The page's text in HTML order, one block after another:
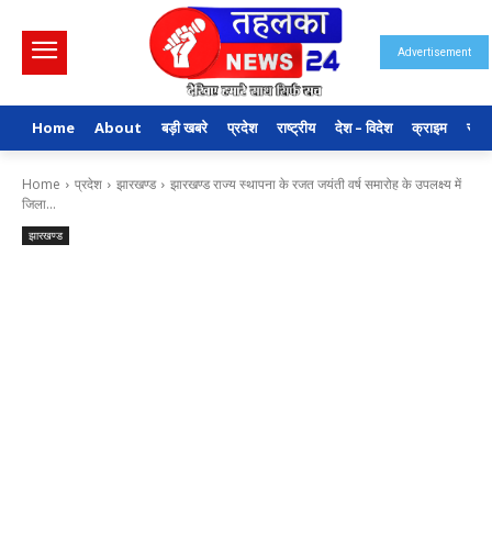
Advertisement
Home About बड़ी खबरे प्रदेश राष्ट्रीय देश – विदेश क्राइम
Home प्रदेश झारखण्ड
झारखण्ड राज्य स्थापना के रजत जयंती वर्ष समारोह के उपलक्ष्य में
जिला...
झारखण्ड